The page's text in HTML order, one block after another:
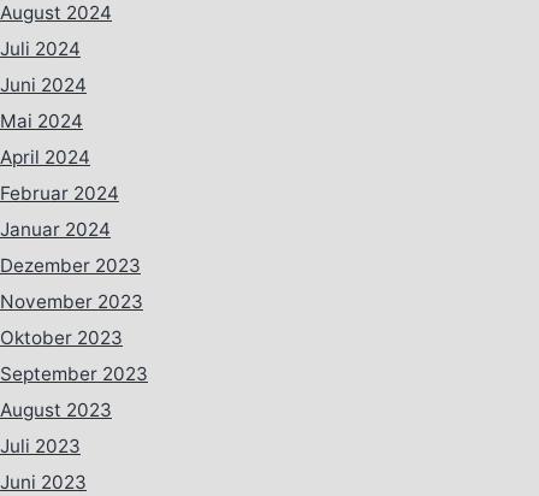
August 2024
Juli 2024
Juni 2024
Mai 2024
April 2024
Februar 2024
Januar 2024
Dezember 2023
November 2023
Oktober 2023
September 2023
August 2023
Juli 2023
Juni 2023